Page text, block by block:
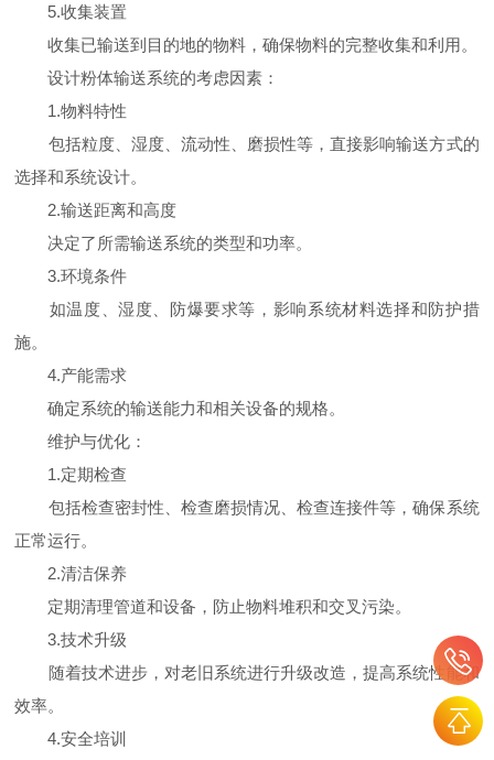
5.收集装置
收集已输送到目的地的物料，确保物料的完整收集和利用。
设计粉体输送系统的考虑因素：
1.物料特性
包括粒度、湿度、流动性、磨损性等，直接影响输送方式的
选择和系统设计。
2.输送距离和高度
决定了所需输送系统的类型和功率。
3.环境条件
如温度、湿度、防爆要求等，影响系统材料选择和防护措
施。
4.产能需求
确定系统的输送能力和相关设备的规格。
维护与优化：
1.定期检查
包括检查密封性、检查磨损情况、检查连接件等，确保系统
正常运行。
2.清洁保养
定期清理管道和设备，防止物料堆积和交叉污染。
3.技术升级
随着技术进步，对老旧系统进行升级改造，提高系统性能和
效率。
4.安全培训